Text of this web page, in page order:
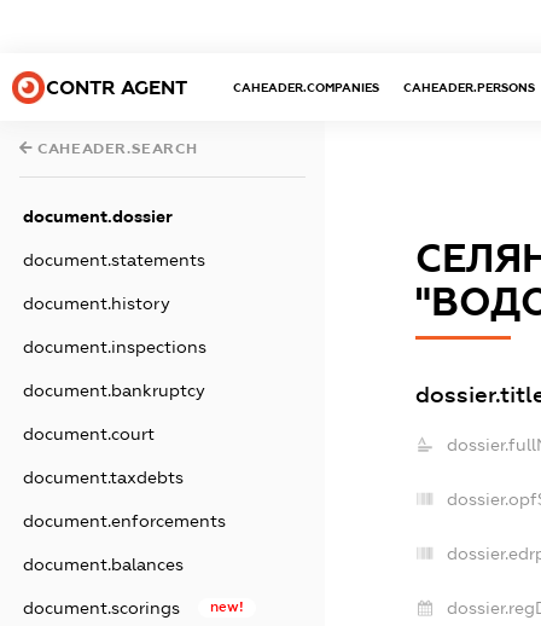
CONTR AGENT CAHEADER.COMPANIES CAHEADER.PERSONS
CAHEADER.SEARCH
document.dossier
document.statements
document.history
document.inspections
document.bankruptcy
document.court
document.taxdebts
document.enforcements
document.balances
document.scorings new!